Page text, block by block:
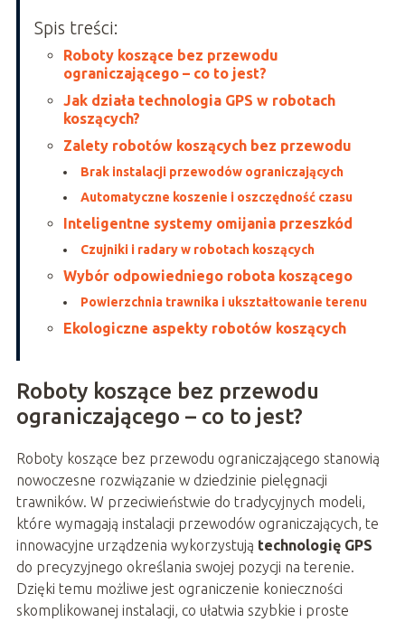
Spis treści:
Roboty koszące bez przewodu
ograniczającego – co to jest?
Jak działa technologia GPS w robotach
koszących?
Zalety robotów koszących bez przewodu
Brak instalacji przewodów ograniczających
Automatyczne koszenie i oszczędność czasu
Inteligentne systemy omijania przeszkód
Czujniki i radary w robotach koszących
Wybór odpowiedniego robota koszącego
Powierzchnia trawnika i ukształtowanie terenu
Ekologiczne aspekty robotów koszących
Roboty koszące bez przewodu
ograniczającego – co to jest?
Roboty koszące bez przewodu ograniczającego stanowią
nowoczesne rozwiązanie w dziedzinie pielęgnacji
trawników. W przeciwieństwie do tradycyjnych modeli,
które wymagają instalacji przewodów ograniczających, te
innowacyjne urządzenia wykorzystują technologię GPS
do precyzyjnego określania swojej pozycji na terenie.
Dzięki temu możliwe jest ograniczenie konieczności
skomplikowanej instalacji, co ułatwia szybkie i proste